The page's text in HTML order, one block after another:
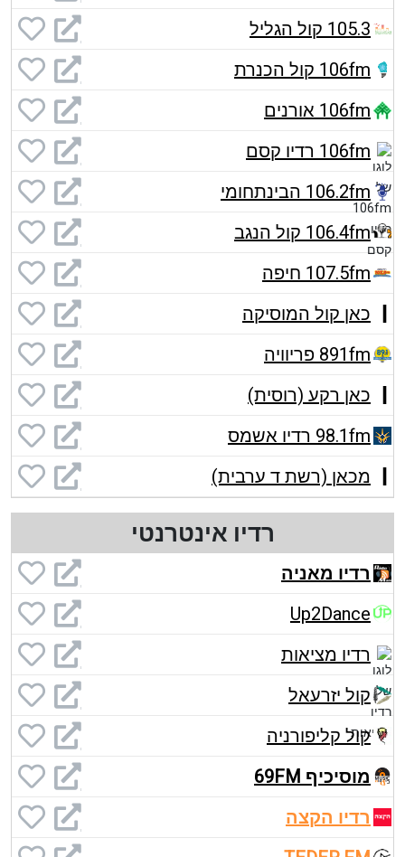
105.3 קול הגליל
106fm קול הכנרת
106fm אורנים
106fm רדיו קסם
106.2fm הבינתחומי
106.4fm קול הנגב
107.5fm חיפה
כאן קול המוסיקה
891fm פריוויה
כאן רקע (רוסית)
98.1fm רדיו אשמס
מכאן (רשת ד ערבית)
רדיו אינטרנטי
רדיו מאניה
Up2Dance
רדיו מציאות
קול יזרעאל
קול קליפורניה
מוסיכיף 69FM
רדיו הקצה